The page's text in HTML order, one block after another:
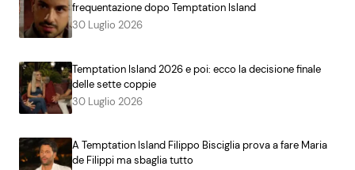
frequentazione dopo Temptation Island
30 Luglio 2026
Temptation Island 2026 e poi: ecco la decisione finale
delle sette coppie
30 Luglio 2026
A Temptation Island Filippo Bisciglia prova a fare Maria
de Filippi ma sbaglia tutto